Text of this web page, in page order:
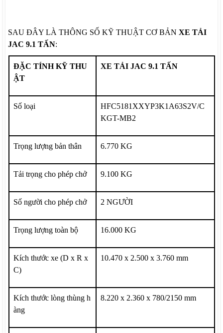
SAU ĐÂY LÀ THÔNG SỐ KỸ THUẬT CƠ BẢNXE TẢI
JAC 9.1 TẤN:
ĐẶC TÍNH KỸ THU
ẬT
XE TẢIJAC 9.1 TẤN
Số loại
HFC5181XXYP3K1A63S2V/C
KGT-MB2
Trọng lượng bản thân 6.770KG
Tải trọng cho phép chở 9.100KG
Số người cho phép chở 2 NGƯỜI
Trọng lượng toàn bộ 16.000KG
Kích thước xe (D x R x
C)
10.470x 2.500x 3.760mm
Kích thước lòng thùng h
àng
8.220x 2.360x 780/21 50 mm